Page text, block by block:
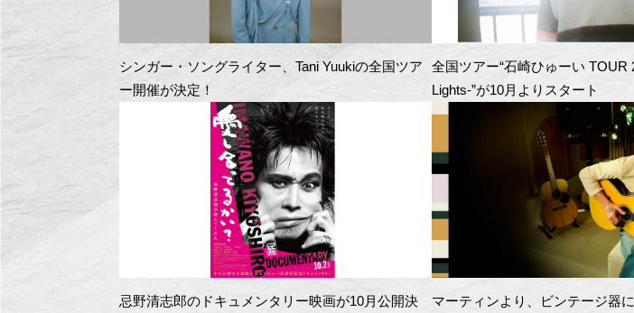
シンガー・ソングライター、Tani Yuukiの全国ツア
ー開催が決定！
全国ツアー“石崎ひゅーい TOUR
Lights-”が10月よりスタート
忌野清志郎のドキュメンタリー映画が10月公開決
マーティンより、ビンテージ器